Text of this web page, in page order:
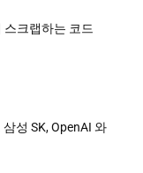
스크랩하는 코드
성 SK, OpenAI 와